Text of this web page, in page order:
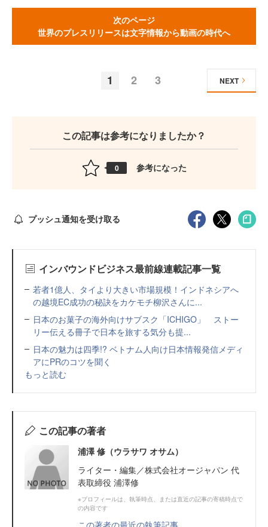
次のページ
世界のプレスリリースは文字情報から動画の時代へ
1 2 3 NEXT
この記事は参考になりましたか？
0 参考になった
プッシュ通知を受け取る
インバウンドビジネス最前線連載記事一覧
若者1億人、タイより大きい市場規模！インドネシアへ
の越境EC成功の秘訣をカケモチ柳沢さんに...
日本のお菓子の海外向けサブスク「ICHIGO」 ストー
リー伝える冊子で日本を旅する気分も提...
日本の魅力は四季!? ベトナム人向け日本情報発信メディ
アにPRのコツを聞く
もっと読む
この記事の著者
浦澤 修（ウラサワ オサム）
ライター・編集／株式会社オージャパン 代
表取締役 浦澤修
※プロフィールは、執筆時点、または直近の記事の寄稿時点で
の内容です
この著者の最近の執筆記事